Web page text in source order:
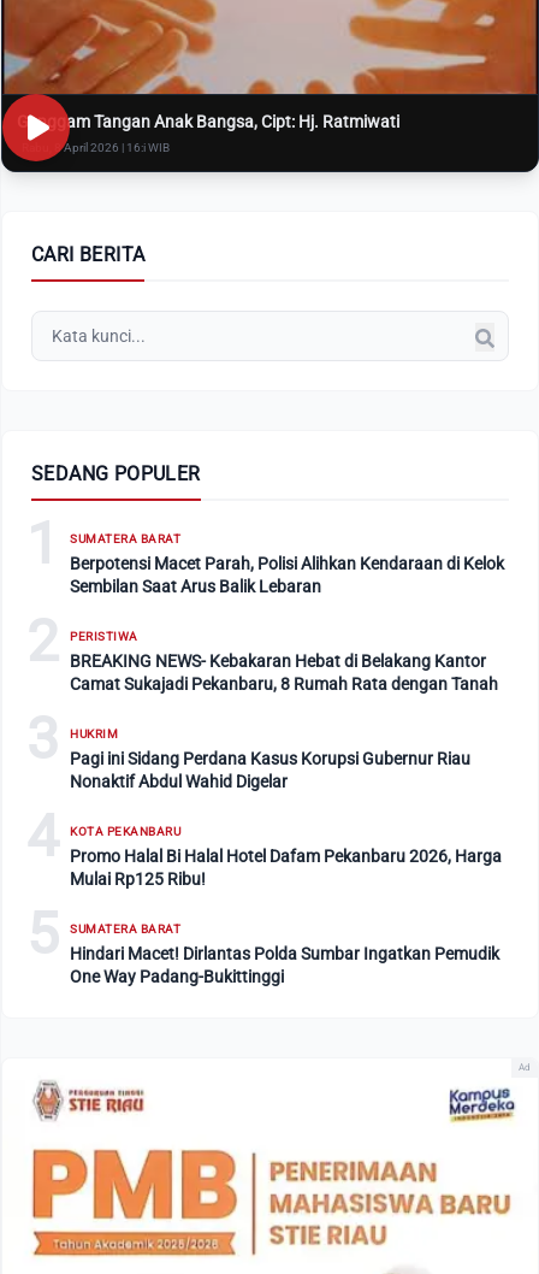
Genggam Tangan Anak Bangsa, Cipt: Hj. Ratmiwati
Rabu, 8 April 2026 | 16:i WIB
CARI BERITA
SEDANG POPULER
1 SUMATERA BARAT
Berpotensi Macet Parah, Polisi Alihkan Kendaraan di Kelok
Sembilan Saat Arus Balik Lebaran
2 PERISTIWA
BREAKING NEWS- Kebakaran Hebat di Belakang Kantor
Camat Sukajadi Pekanbaru, 8 Rumah Rata dengan Tanah
3 HUKRIM
Pagi ini Sidang Perdana Kasus Korupsi Gubernur Riau
Nonaktif Abdul Wahid Digelar
4 KOTA PEKANBARU
Promo Halal Bi Halal Hotel Dafam Pekanbaru 2026, Harga
Mulai Rp125 Ribu!
5 SUMATERA BARAT
Hindari Macet! Dirlantas Polda Sumbar Ingatkan Pemudik
One Way Padang-Bukittinggi
Ad